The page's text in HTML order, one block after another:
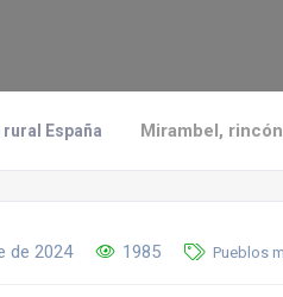
España Mirambel,
de 2024 1985 Pueblos